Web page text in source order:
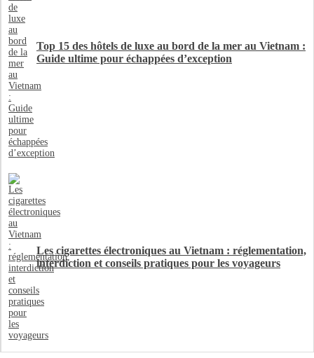
Top 15 des hôtels de luxe au bord de la mer au Vietnam :
Guide ultime pour échappées d’exception
Les cigarettes électroniques au Vietnam : réglementation,
interdiction et conseils pratiques pour les voyageurs